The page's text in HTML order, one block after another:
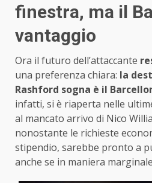
finestra, ma il
vantaggio
Ora il futuro dell’attaccante
una preferenza chiara: la
Rashford sogna è il
infatti, si è riaperta nelle
al mancato arrivo di Nico
nonostante le richieste
stipendio, sarebbe pronto a
anche se in maniera